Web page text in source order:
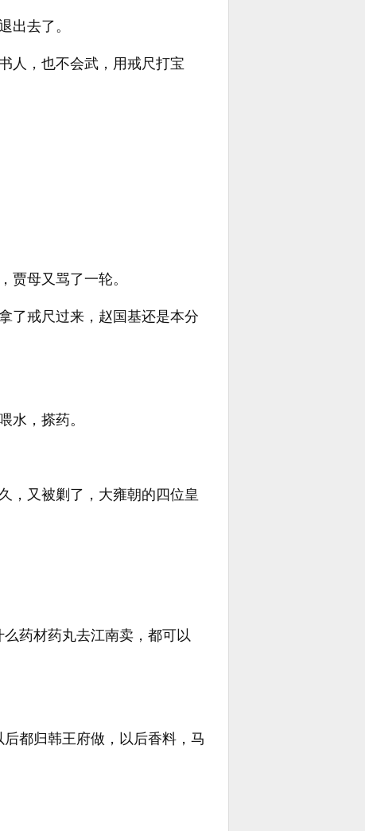
出去了。
人，也不会武，用戒尺打宝
贾母又骂了一轮。
了戒尺过来，赵国基还是本分
水，搽药。
，又被剿了，大雍朝的四位皇
药材药丸去江南卖，都可以
都归韩王府做，以后香料，马